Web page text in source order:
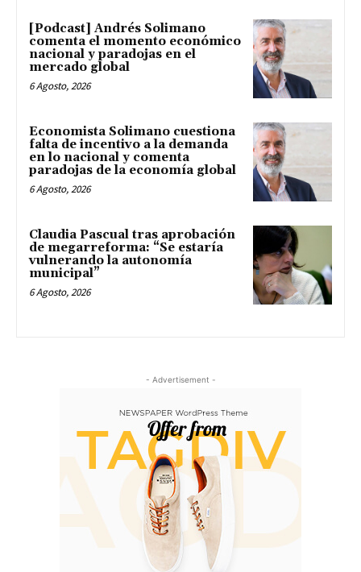
[Podcast] Andrés Solimano
comenta el momento económico
nacional y paradojas en el
mercado global
6 Agosto, 2026
Economista Solimano cuestiona
falta de incentivo a la demanda
en lo nacional y comenta
paradojas de la economía global
6 Agosto, 2026
Claudia Pascual tras aprobación
de megarreforma: “Se estaría
vulnerando la autonomía
municipal”
6 Agosto, 2026
- Advertisement -